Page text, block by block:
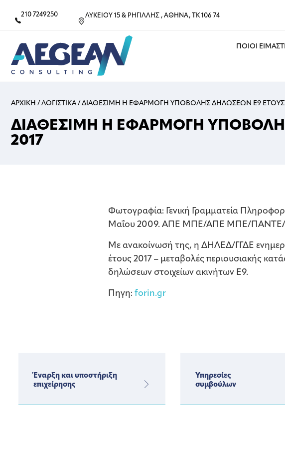
210 7249250 ΛΥΚΕΙΟΥ 15 & ΡΗΓΙΛΛΗΣ , ΑΘΗΝΑ, ΤΚ 106 74
ΠΟΙΟΙ
ΑΡΧΙΚΗ / ΛΟΓΙΣΤΙΚΑ/ ΔΙΑΘΕΣΙΜΗ Η ΕΦΑΡΜΟΓΗ ΥΠΟΒΟΛΗΣ ΔΗΛΩΣΕΩΝ Ε9 ΕΤΟΥΣ
ΔΙΑΘΕΣΙΜΗ Η ΕΦΑΡΜΟΓΗ
2017
Φωτογραφία: Γενική Γραμματεία
Μαΐου 2009. ΑΠΕ ΜΠΕ/ΑΠΕ ΜΠΕ/
Με ανακοίνωσή της, η ΔΗΛΕΔ/ΓΓΔΕ
έτους 2017 – μεταβολές περιουσιακής
δηλώσεων στοιχείων ακινήτων Ε9.
Πηγη: forin.gr
Έναρξη και υποστήριξη
επιχείρησης
Υπηρεσίες
συμβούλων